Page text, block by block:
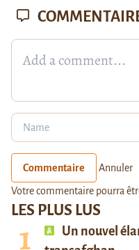
LES PLUS LUS
Un nouvel
Commentaire Annuler
Votre commentaire pourra